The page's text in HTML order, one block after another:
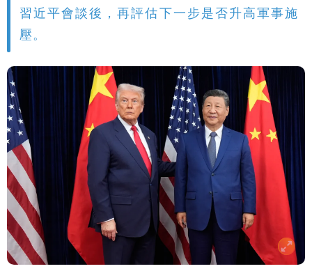
習近平會談後，再評估下一步是否升高軍事施
壓。